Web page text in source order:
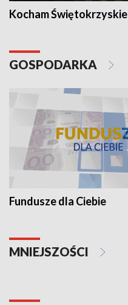
Kocham Świętokrzyskie
GOSPODARKA
Fundusze dla Ciebie
MNIEJSZOŚCI